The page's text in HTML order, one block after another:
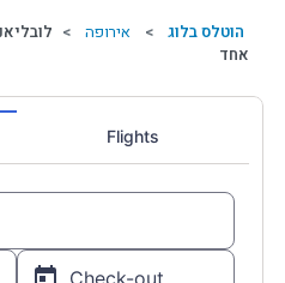
הוטלס בלוג > אירופה >
אחד